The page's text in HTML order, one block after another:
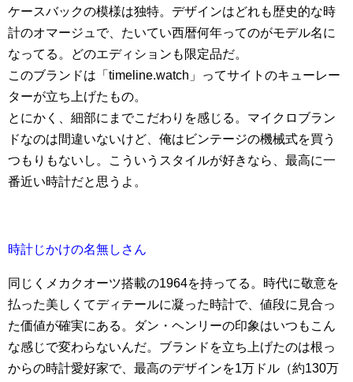
ケースバックの模様は独特。デザインはどれも歴史的な時
計のオマージュで、たいてい西暦何年ってのがモデル名に
なってる。どのエディションも限定品だ。
このブランドは「timeline.watch」ってサイトのキューレー
ターが立ち上げたもの。
とにかく、細部にまでこだわりを感じる。マイクロブラン
ドなのは間違いないけど、俺はビンテージの機械式を買う
つもりもないし。こういうスタイルが好きなら、最高に一
番近い時計だと思うよ。
時計じかけの名無しさん
同じくメカクオーツ搭載の1964を持ってる。時代に敬意を
払った美しくてディテールに凝った時計で、値段に見合っ
た価値が確実にある。ダン・ヘンリーの印象はいつもこん
な感じで変わらないんだ。ブランドを立ち上げたのは根っ
からの時計愛好家で、最高のデザインを1万ドル（約130万